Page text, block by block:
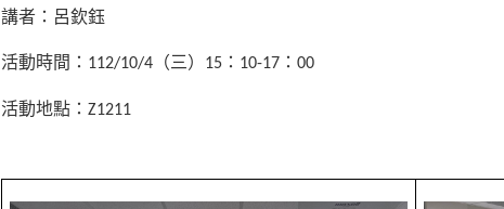
講者：呂欽鈺
活動時間： 112/10/4 （三） 15 ： 10-17 ： 00
活動地點： Z1211